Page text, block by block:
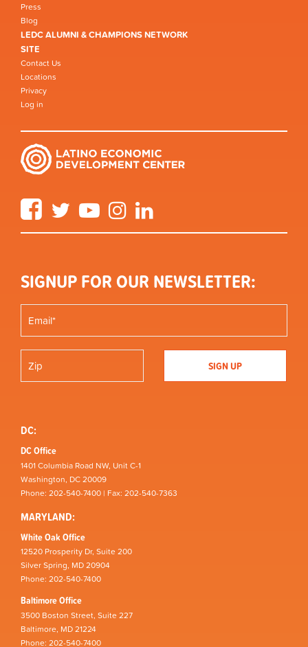
Press
Blog
LEDC ALUMNI & CHAMPIONS NETWORK
SITE
Contact Us
Locations
Privacy
Log in
FacebookTwitter YouTube Instagram
SIGNUP FOR OUR NEWSLETTER:
DC:
DC Office
1401 Columbia Road NW, Unit C-1
Washington, DC 20009
Phone: 202-540-7400 | Fax: 202-540-7363
MARYLAND:
White Oak Office
12520 Prosperity Dr, Suite 200
Silver Spring, MD 20904
Phone: 202-540-7400
Baltimore Office
3500 Boston Street, Suite 227
Baltimore, MD 21224
Phone: 202-540-7400